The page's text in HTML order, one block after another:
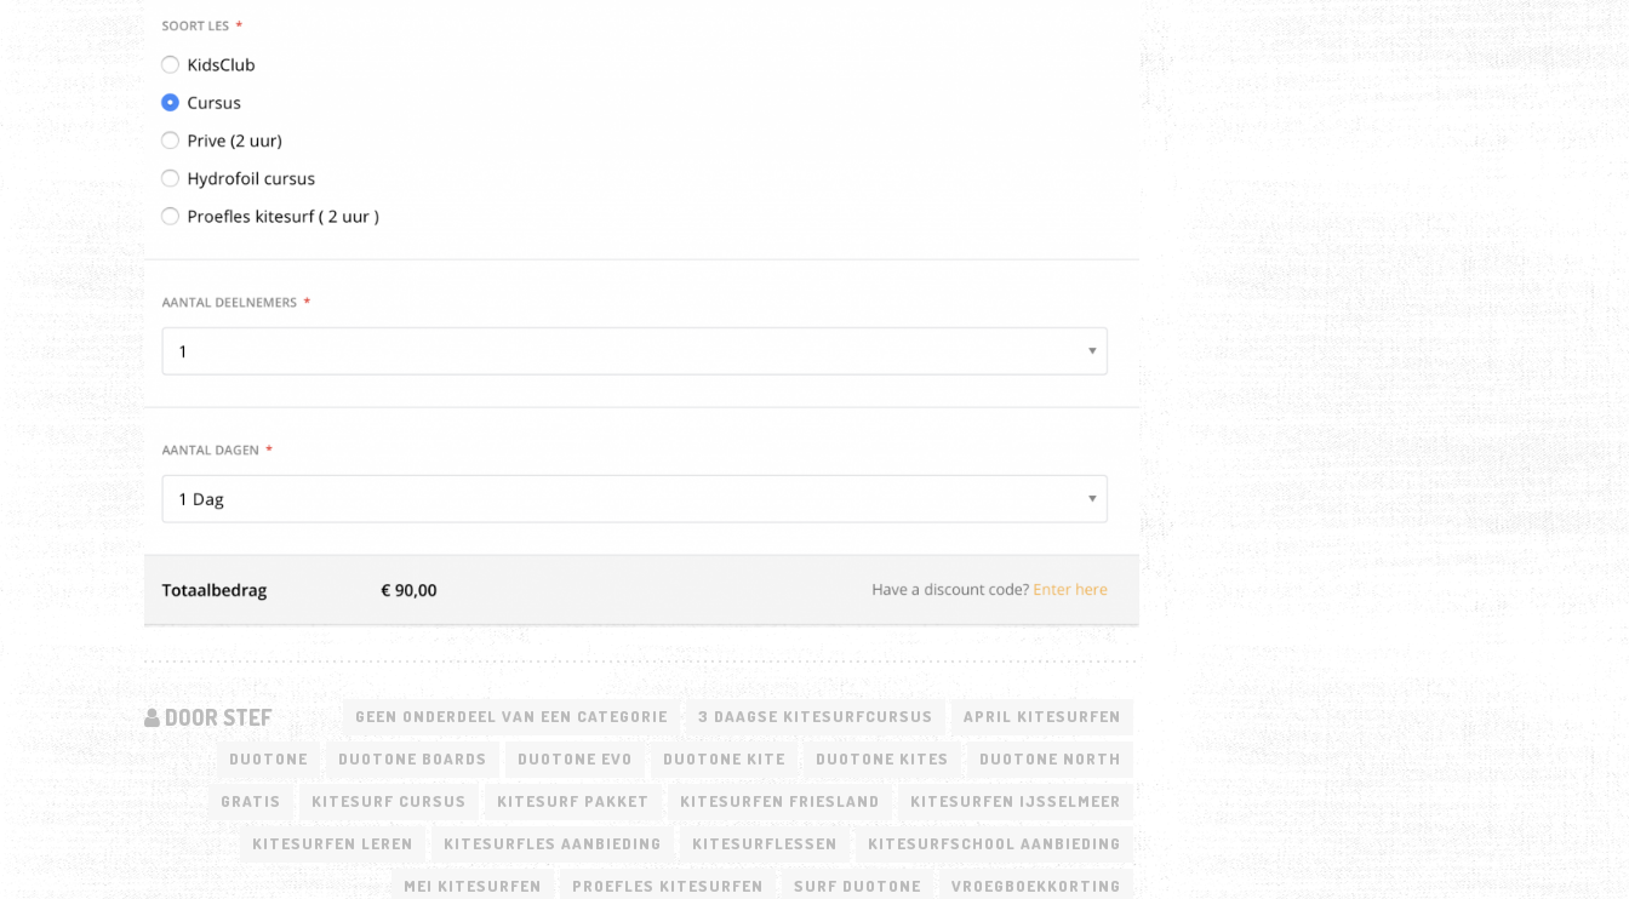
DOOR STEF GEEN ONDERDEEL VAN EEN CATEGORIE 3 DAAGSE KITESURFCURSUS APRIL KITESURFEN
DUOTONE DUOTONE BOARDS DUOTONE EVO DUOTONE KITE DUOTONE KITES DUOTONE NORTH
GRATIS KITESURF CURSUS KITESURF PAKKET KITESURFEN FRIESLAND KITESURFEN IJSSELMEER
KITESURFEN LEREN KITESURFLES AANBIEDING KITESURFLESSEN KITESURFSCHOOL AANBIEDING
MEI KITESURFEN PROEFLES KITESURFEN SURF DUOTONE VROEGBOEKKORTING